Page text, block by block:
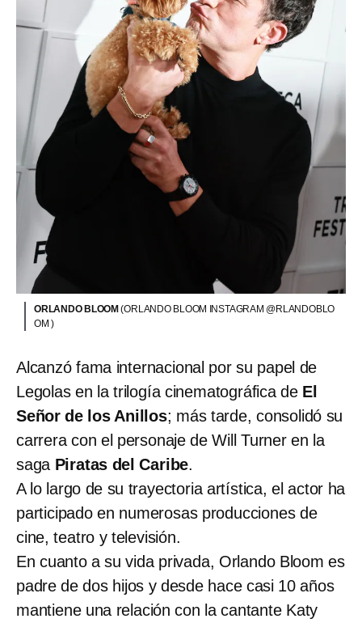
ORLANDO BLOOM(ORLANDO BLOOM INSTAGRAM @RLANDOBLO
OM )
Alcanzó fama internacional por su papel de
Legolas en la trilogía cinematográfica de El
Señor de los Anillos; más tarde, consolidó su
carrera con el personaje de Will Turner en la
saga Piratas del Caribe.
A lo largo de su trayectoria artística, el actor ha
participado en numerosas producciones de
cine, teatro y televisión.
En cuanto a su vida privada, Orlando Bloom es
padre de dos hijos y desde hace casi 10 años
mantiene una relación con la cantante Katy